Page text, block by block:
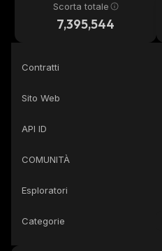
Scorta totale
7,395,544
Contratti
Sito Web
API ID
COMUNITÀ
Esploratori
Categorie